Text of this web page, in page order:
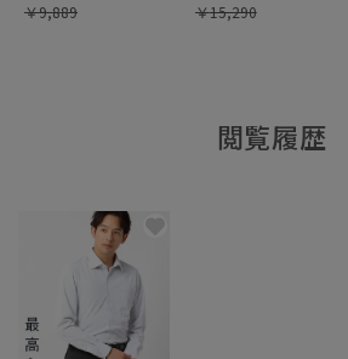
￥9,889 ￥15,290
閲覧履歴